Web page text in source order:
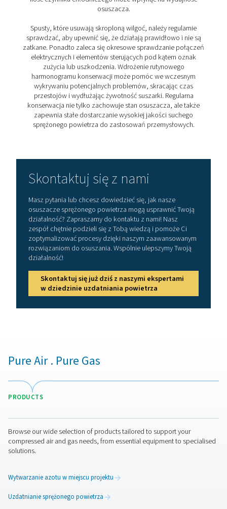
Ciśnieniowy punkt rosy
przez osuszacze
Ciśnieniowy punkt rosy (PDP)ma kluczowe
kontekście osuszaczy powietrza chłodniczego.
temperatury, w której powietrze, przy określonym
jest schładzane, aby obniżyć jego temperaturę do
pod ciśnieniem lub poniżej, zapewniając, że wilgoć
się w postaci ciekłej i może być skutecznie usuwana.
ma kluczowe znaczenie dla zapobiegania
związanym z wilgocią w układach powietrza, takim
lub zamarzanie w sterowaniu pneumatycznym i
Osuszacze z czynnikiem chłodniczym zazwyczaj
PDP +3°C/37,4°F, co jest odpowiednie dla
zastosowań